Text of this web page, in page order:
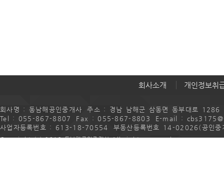
회사소개 개인정보취
회사명 : 동남해공인중개사
주소 : 경남 남해군 삼동면 동부대로 1286
Tel : 055-867-8807
Fax : 055-867-8803
E-mail :
사업자등록번호 : 613-18-70554
부동산등록번호 14-02026(공인
Copyright (c) 2016 동남해공인중개사 All rights reserved.